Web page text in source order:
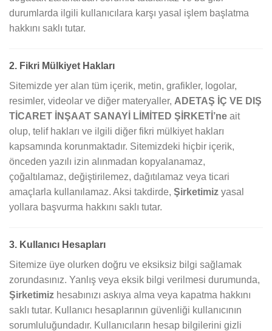
durumlarda ilgili kullanıcılara karşı yasal işlem başlatma
hakkını saklı tutar.
2. Fikri Mülkiyet Hakları
Sitemizde yer alan tüm içerik, metin, grafikler, logolar,
resimler, videolar ve diğer materyaller, ADETAŞ İÇ VE DIŞ
TİCARET İNŞAAT SANAYİ LİMİTED ŞİRKETİ’ne ait
olup, telif hakları ve ilgili diğer fikri mülkiyet hakları
kapsamında korunmaktadır. Sitemizdeki hiçbir içerik,
önceden yazılı izin alınmadan kopyalanamaz,
çoğaltılamaz, değiştirilemez, dağıtılamaz veya ticari
amaçlarla kullanılamaz. Aksi takdirde, Şirketimiz yasal
yollara başvurma hakkını saklı tutar.
3. Kullanıcı Hesapları
Sitemize üye olurken doğru ve eksiksiz bilgi sağlamak
zorundasınız. Yanlış veya eksik bilgi verilmesi durumunda,
Şirketimiz hesabınızı askıya alma veya kapatma hakkını
saklı tutar. Kullanıcı hesaplarının güvenliği kullanıcının
sorumluluğundadır. Kullanıcıların hesap bilgilerini gizli